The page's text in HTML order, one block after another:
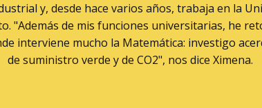
y, desde hace varios años, trabaja en la
"Además de mis funciones universitarias, he
interviene mucho la Matemática: investigo
de suministro verde y de CO2", nos dice Ximena.